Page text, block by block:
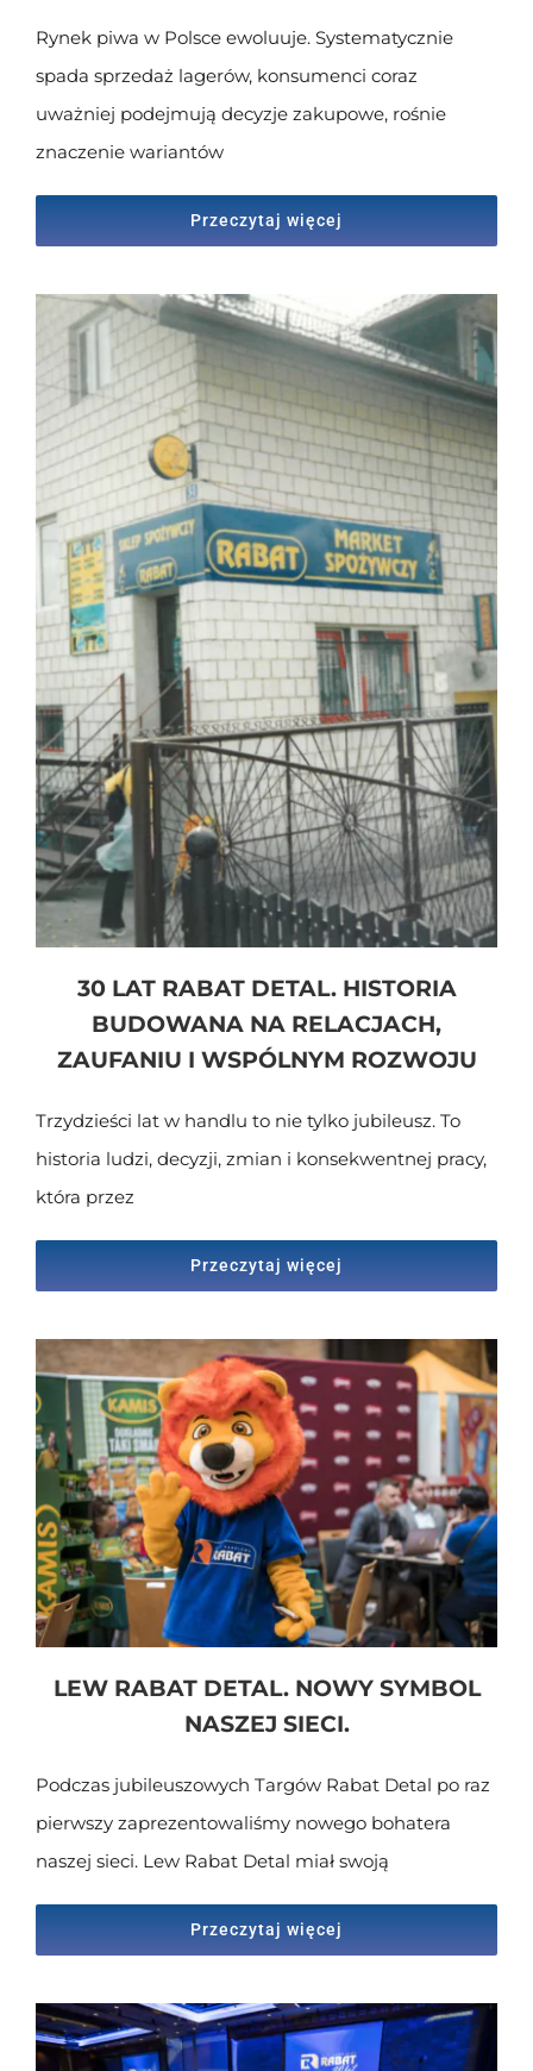
Rynek piwa w Polsce ewoluuje. Systematycznie
spada sprzedaż lagerów, konsumenci coraz
uważniej podejmują decyzje zakupowe, rośnie
znaczenie wariantów
Przeczytaj więcej
30 LAT RABAT DETAL. HISTORIA
BUDOWANA NA RELACJACH,
ZAUFANIU I WSPÓLNYM ROZWOJU
Trzydzieści lat w handlu to nie tylko jubileusz. To
historia ludzi, decyzji, zmian i konsekwentnej pracy,
która przez
Przeczytaj więcej
LEW RABAT DETAL. NOWY SYMBOL
NASZEJ SIECI.
Podczas jubileuszowych Targów Rabat Detal po raz
pierwszy zaprezentowaliśmy nowego bohatera
naszej sieci. Lew Rabat Detal miał swoją
Przeczytaj więcej